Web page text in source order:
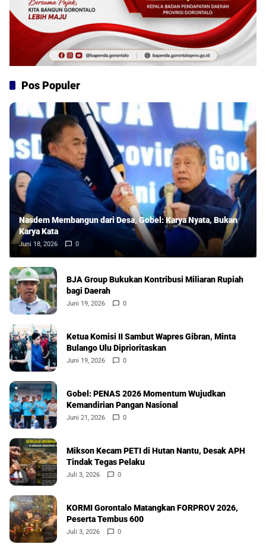
Pos Populer
Nasdem Membangun dari Desa, Gobel: Karya Nyata, Bukan
Karya Kata
Juni 18, 2026 0
BJA Group Bukukan Kontribusi Miliaran Rupiah
bagi Daerah
Juni 19, 2026 0
Ketua Komisi II Sambut Wapres Gibran, Minta
Bulango Ulu Diprioritaskan
Juni 19, 2026 0
Gobel: PENAS 2026 Momentum Wujudkan
Kemandirian Pangan Nasional
Juni 21, 2026 0
Mikson Kecam PETI di Hutan Nantu, Desak APH
Tindak Tegas Pelaku
Juli 3, 2026 0
KORMI Gorontalo Matangkan FORPROV 2026,
Peserta Tembus 600
Juli 3, 2026 0